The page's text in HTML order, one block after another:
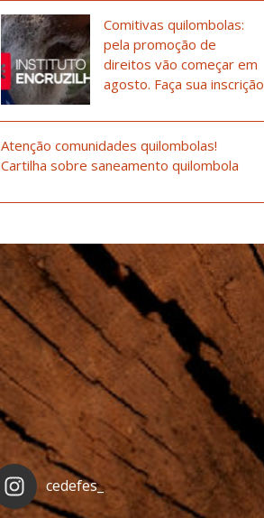
Comitivas quilombolas:
pela promoção de
direitos vão começar em
agosto. Faça sua inscrição
Atenção comunidades quilombolas!
Cartilha sobre saneamento quilombola
cedefes_